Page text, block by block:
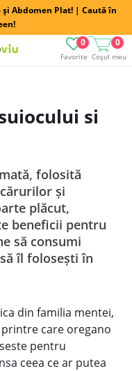
Abdomen Plat! | Caută în
Favorite
0
Coșul meu
0
si
folosită
şi
plăcut,
beneficii pentru
să consumi
îl foloseşti în
din familia mentei,
care oregano
pentru
ceea ce ar putea